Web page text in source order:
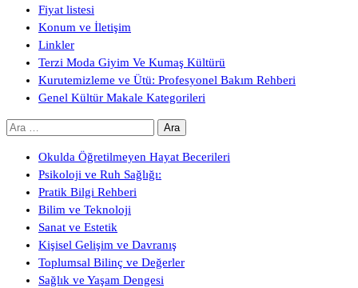
Fiyat listesi
Konum ve İletişim
Linkler
Terzi Moda Giyim Ve Kumaş Kültürü
Kurutemizleme ve Ütü: Profesyonel Bakım Rehberi
Genel Kültür Makale Kategorileri
Arama:
Okulda Öğretilmeyen Hayat Becerileri
Psikoloji ve Ruh Sağlığı:
Pratik Bilgi Rehberi
Bilim ve Teknoloji
Sanat ve Estetik
Kişisel Gelişim ve Davranış
Toplumsal Bilinç ve Değerler
Sağlık ve Yaşam Dengesi